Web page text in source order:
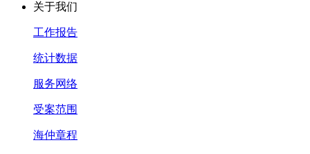
关于我们
工作报告
统计数据
服务网络
受案范围
海仲章程